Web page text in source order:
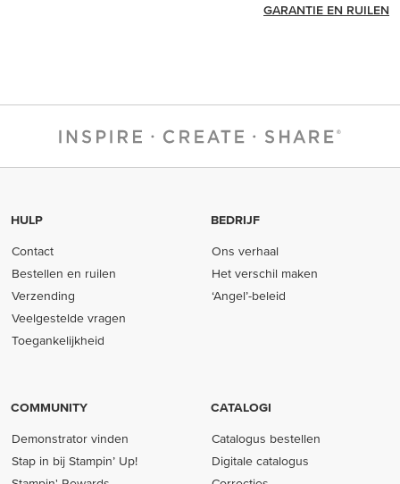
GARANTIE EN RUILEN
HULP
Contact
Bestellen en ruilen
Verzending
Veelgestelde vragen
Toegankelijkheid
BEDRIJF
Ons verhaal
Het verschil maken
‘Angel’-beleid
COMMUNITY
Demonstrator vinden
Stap in bij Stampin’ Up!
CATALOGI
Catalogus bestellen
Digitale catalogus